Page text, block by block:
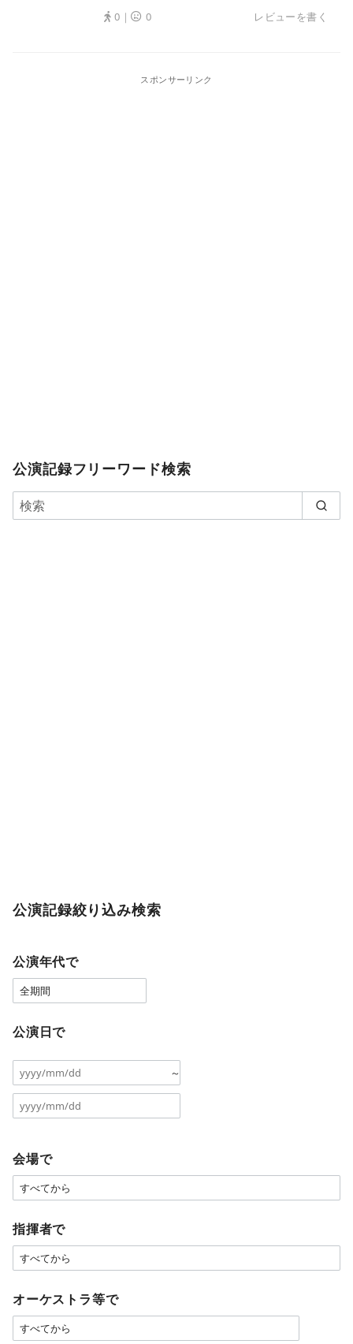
0｜ 0 レビューを書く
スポンサーリンク
公演記録フリーワード検索
公演記録絞り込み検索
公演年代で
公演日で
～
会場で
指揮者で
オーケストラ等で